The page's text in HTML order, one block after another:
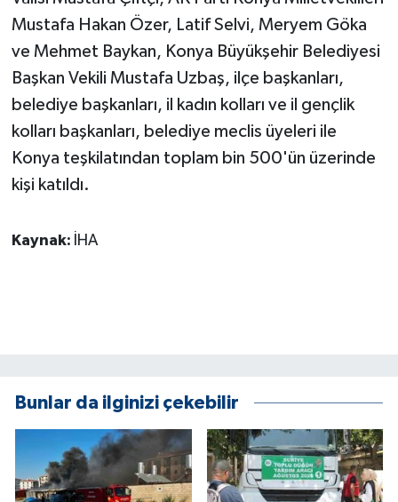
Mustafa Hakan Özer, Latif Selvi, Meryem Göka
ve Mehmet Baykan, Konya Büyükşehir Belediyesi
Başkan Vekili Mustafa Uzbaş, ilçe başkanları,
belediye başkanları, il kadın kolları ve il gençlik
kolları başkanları, belediye meclis üyeleri ile
Konya teşkilatından toplam bin 500'ün üzerinde
kişi katıldı.
Kaynak: İHA
Bunlar da ilginizi çekebilir
ÜLKE GÜNDEMİ
YAŞAM
YEREL
Yerel Haberler